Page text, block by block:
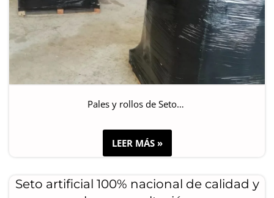
Pales y rollos de Seto…
LEER MÁS »
Seto artificial 100% nacional de calidad y